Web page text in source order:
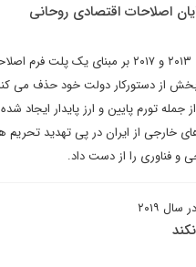
اصلاحات اقتصادی روحانی
حسن روحانی که در سال های ۲۰۱۳ و ۲۰۱۷
از دستورکار دولت خود حذف می کند.
جمله تورم پایین و ارز پایدار ایجاد
شرکت های خارجی از ایران در پی تهدید
و فناوری را از دست داد.
۲۰۱۹